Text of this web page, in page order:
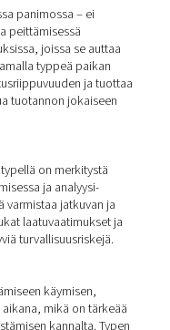
oikealla
eri
materiaalien
etuja, jotka on
typpeä käytetään
hapettumista
kaltaisten
paikan päällä takaa
pintakäsittelyjä,